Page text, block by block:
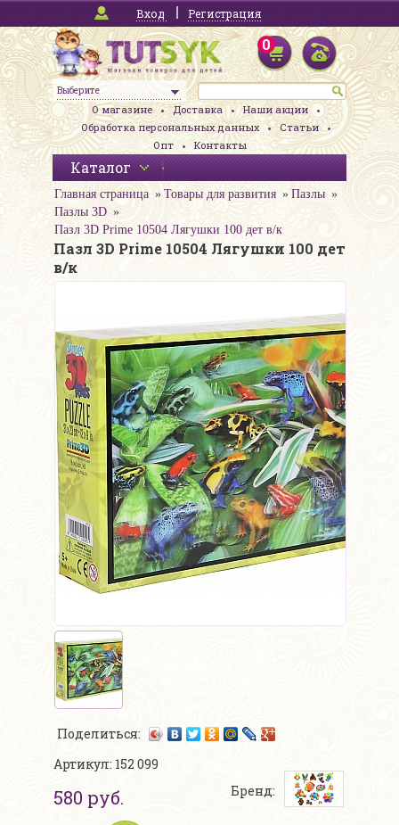
Вход Регистрация
Выберите
0
О магазине Доставка
Наши акции
Обработка персональных данных
Статьи
Опт
Контакты
Каталог
Главная страница Товары для развития
Пазлы
Пазлы 3D
Пазл 3D Prime 10504 Лягушки 100 дет в/к
Пазл 3D Prime 10504 Лягушки 100 дет
в/к
Поделиться:
Артикул: 152 099
580 руб. Бренд: